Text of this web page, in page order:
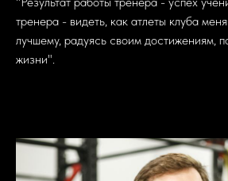
тренера - видеть, как атлеты клуба
лучшему, радуясь своим достижениям,
жизни".